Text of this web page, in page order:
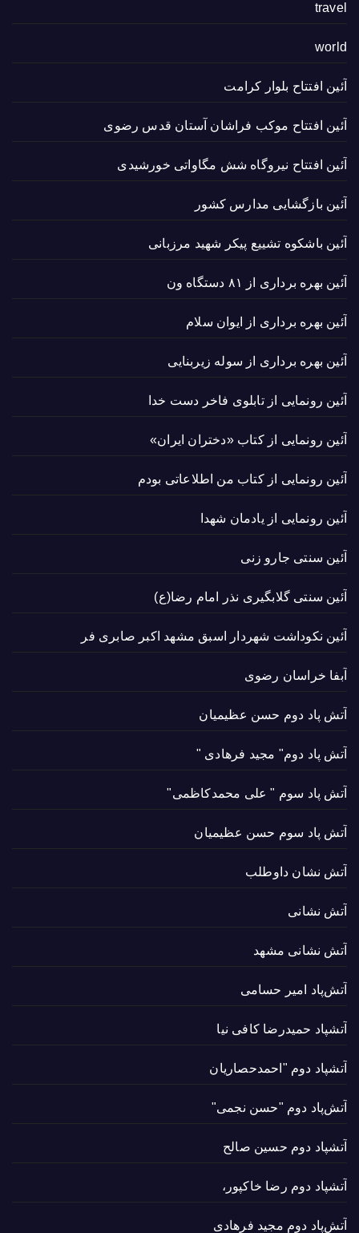
travel
world
آئین افتتاح بلوار کرامت
آئین افتتاح موکب فراشان آستان قدس رضوی
آئین افتتاح نیروگاه شش مگاواتی خورشیدی
آئین بازگشایی مدارس کشور
آئین باشکوه تشییع پیکر شهید مرزبانی
آئین بهره برداری از ۸۱ دستگاه ون
آئین بهره برداری از ایوان سلام
آئین بهره برداری از سوله زیربنایی
آئین رونمایی از تابلوی فاخر دست خدا
آئین رونمایی از کتاب «دختران ایران»
آئین رونمایی از کتاب من اطلاعاتی بودم
آئین رونمایی از یادمان شهدا
آئین سنتی جارو زنی
آئین سنتی گلابگیری نذر امام رضا(ع)
آئین نکوداشت شهردار اسبق مشهد اکبر صابری فر
آبفا خراسان رضوی
آتش پاد دوم حسن عظیمیان
آتش پاد دوم" مجید فرهادی "
آتش پاد سوم " علی محمدکاظمی"
آتش پاد سوم حسن عظیمیان
آتش نشان داوطلب
آتش نشانی
آتش نشانی مشهد
آتش‌پاد امیر حسامی
آتشپاد حميدرضا کافی نیا
آتشپاد دوم "احمدحصاریان
آتش‌پاد دوم "حسن نجمی"
آتشپاد دوم حسین صالح
آتشپاد دوم رضا خاکپور،
آتش‌پاد دوم مجید فرهادی